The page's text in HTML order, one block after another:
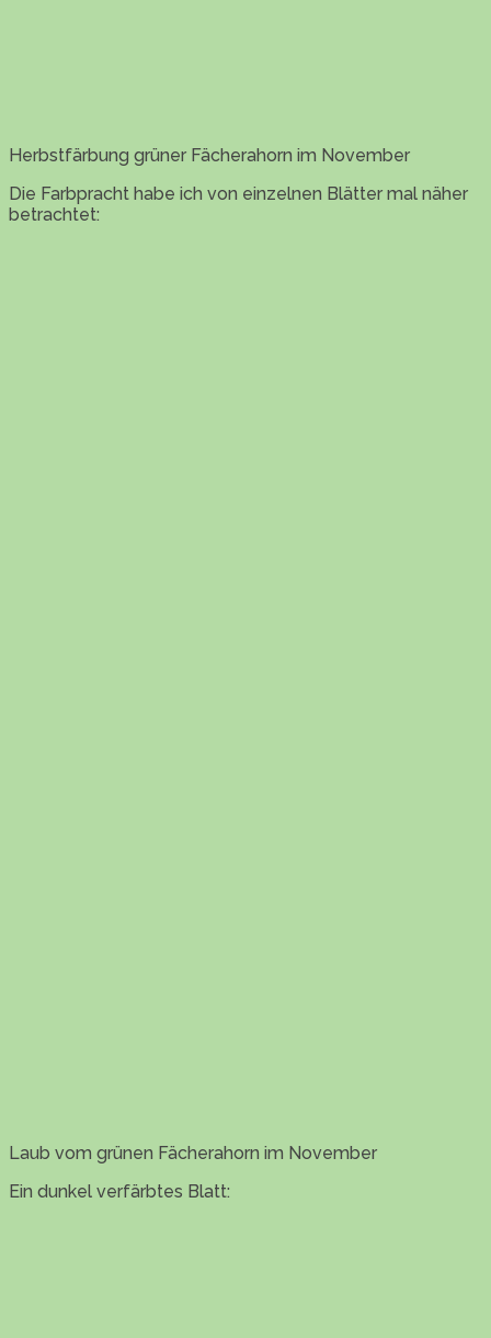
Herbstfärbung grüner Fächerahorn im November
Die Farbpracht habe ich von einzelnen Blätter mal näher
betrachtet:
Laub vom grünen Fächerahorn im November
Ein dunkel verfärbtes Blatt: